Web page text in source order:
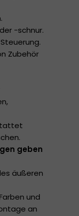
-schnur.
Zubehör
geben
äußeren
und
an